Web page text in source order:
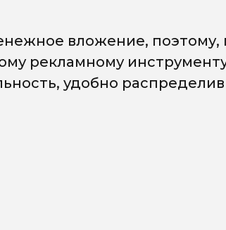
вложение, поэтому,
рекламному
удобно